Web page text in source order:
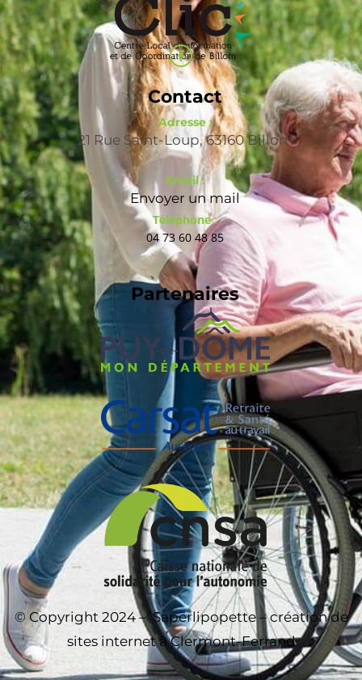
Contact
Adresse :
21 Rue Saint-Loup, 63160 Billom
Email :
Envoyer un mail
Téléphone :
04 73 60 48 85
Partenaires
© Copyright 2024 –Saperlipopette – création de
sites internet à Clermont-Ferrand